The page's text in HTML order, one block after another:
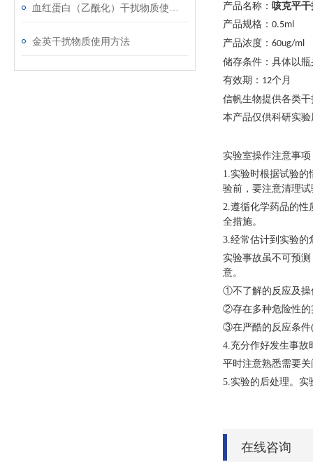
金英干扰物质使用方法
产品名称： 咳克平
产品规格： 0.5ml
产品浓度： 60ug/ml
储存条件：具体以
有效期： 12个月
信帆生物提供各类
本产品仅供科研实
实验室操作注意事项
1.实验时根据试验
验前，要注意清理
2.遵循化学药品的性
全措施。
3.经常估计到实验的
实验事故虽不可预
意。
①不了解的反应及操
②存在多种危险性的
③在严酷的反应条件
4.充分作好发生事故
平时注意熟悉需要
5.实验的后处理。实
在线咨询